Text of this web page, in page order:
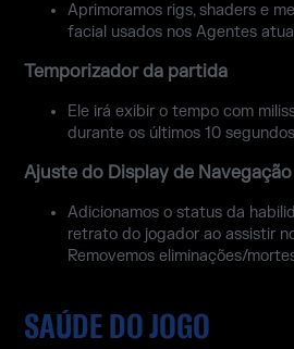
Aprimoramos rigs, shaders e
facial usados nos Agentes
Temporizador da partida
Ele irá exibir o tempo com
durante os últimos 10
Ajuste do Display de
Adicionamos o status da
retrato do jogador ao assistir
Removemos eliminações/
SAÚDE DO JOGO